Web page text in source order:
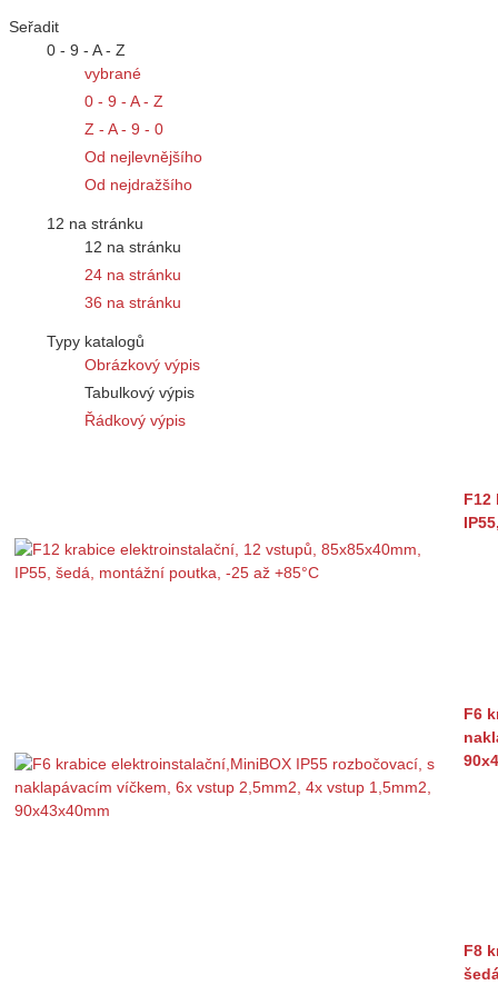
Seřadit
0 - 9 - A - Z
vybrané
0 - 9 - A - Z
Z - A - 9 - 0
Od nejlevnějšího
Od nejdražšího
12 na stránku
12 na stránku
24 na stránku
36 na stránku
Typy katalogů
Obrázkový výpis
Tabulkový výpis
Řádkový výpis
F12
F6
F8